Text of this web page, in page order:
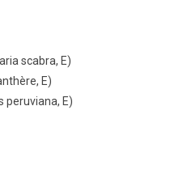
scabra, E)
E)
peruviana, E)